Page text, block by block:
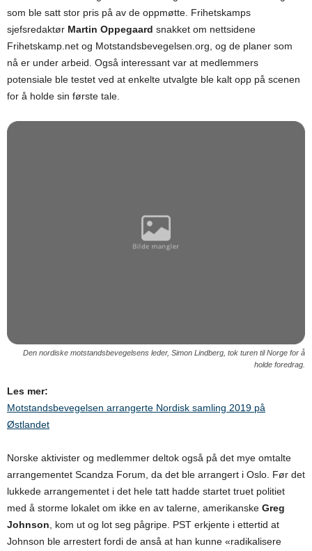
som ble satt stor pris på av de oppmøtte. Frihetskamps
sjefsredaktør Martin Oppegaard snakket om nettsidene
Frihetskamp.net og Motstandsbevegelsen.org, og de planer som
nå er under arbeid. Også interessant var at medlemmers
potensiale ble testet ved at enkelte utvalgte ble kalt opp på scenen
for å holde sin første tale.
Den nordiske motstandsbevegelsens leder, Simon Lindberg, tok turen til Norge for å
holde foredrag.
Les mer:
Motstandsbevegelsen arrangerte Nordisk samling 2019 på
Østlandet
Norske aktivister og medlemmer deltok også på det mye omtalte
arrangementet Scandza Forum, da det ble arrangert i Oslo. Før det
lukkede arrangementet i det hele tatt hadde startet truet politiet
med å storme lokalet om ikke en av talerne, amerikanske Greg
Johnson , kom ut og lot seg pågripe. PST erkjente i ettertid at
Johnson ble arrestert fordi de anså at han kunne «radikalisere